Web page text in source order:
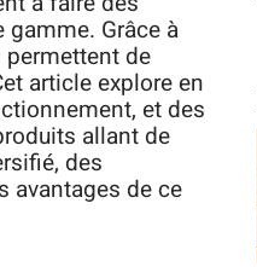
Grâce à
permettent de
article explore en
et des
allant de
des
avantages de ce